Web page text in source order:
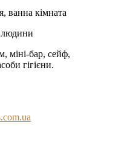
ванна кімната
людини
міні-бар, сейф,
гігієни.